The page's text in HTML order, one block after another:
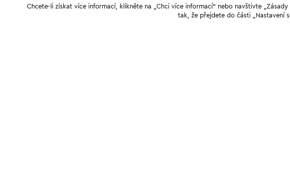
Chcete-li získat více informací, klikněte na „Chci více informací“ nebo navštivte
tak, že přejdete do části „Nastavení